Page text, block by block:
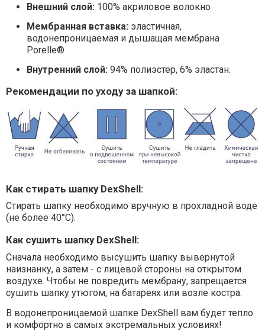
Внешний слой:100% акриловое волокно
Мембранная вставка:эластичная,
водонепроницаемая и дышащая мембрана
Porelle®
Внутренний слой:94% полиэстер, 6% эластан.
Рекомендации по уходу за шапкой:
Как стирать шапку DexShell:
Стирать шапку необходимо вручную в прохладной воде
(не более 40°C).
Как сушить шапку DexShell:
Сначала необходимо высушить шапку вывернутой
наизнанку, а затем - с лицевой стороны на открытом
воздухе. Чтобы не повредить мембрану, запрещается
сушить шапку утюгом, на батареях или возле костра.
В водонепроницаемой шапке DexShell вам будет тепло
и комфортно в самых экстремальных условиях!